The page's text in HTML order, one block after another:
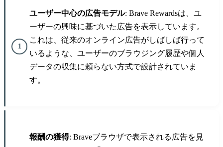
ユーザー中心の広告モデル: Brave Rewardsは、ユ
ーザーの興味に基づいた広告を表示しています。
これは、従来のオンライン広告がしばしば行って
いるような、ユーザーのブラウジング履歴や個人
データの収集に頼らない方式で設計されていま
す。
報酬の獲得: Braveブラウザで表示される広告を見